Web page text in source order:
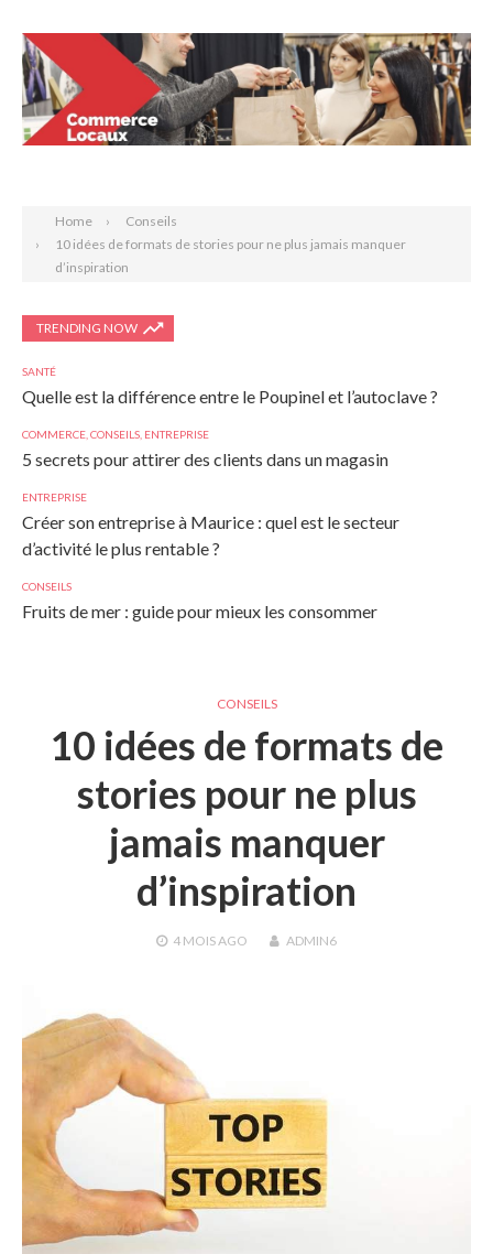
Home
Conseils
10 idées de formats de stories pour ne plus jamais manquer
d’inspiration
TRENDING NOW
SANTÉ
Quelle est la différence entre le Poupinel et l’autoclave ?
COMMERCE CONSEILS ENTREPRISE
5 secrets pour attirer des clients dans un magasin
ENTREPRISE
Créer son entreprise à Maurice : quel est le secteur
d’activité le plus rentable ?
CONSEILS
Fruits de mer : guide pour mieux les consommer
CONSEILS
10 idées de formats de
stories pour ne plus
jamais manquer
d’inspiration
4 MOISAGO ADMIN6